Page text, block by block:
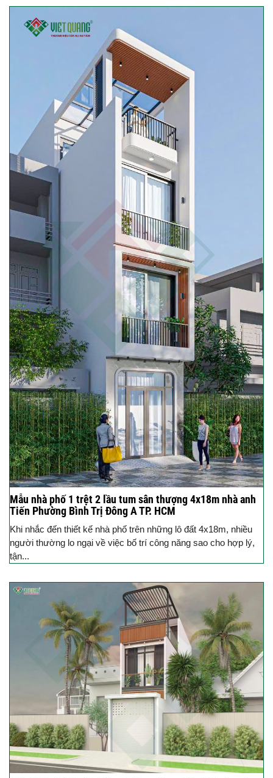
Mẫu nhà phố 1 trệt 2 lầu tum sân thượng 4x18m nhà anh
Tiến Phường Bình Trị Đông A TP. HCM
Khi nhắc đến thiết kế nhà phố trên những lô đất 4x18m, nhiều
người thường lo ngại về việc bố trí công năng sao cho hợp lý,
tận...